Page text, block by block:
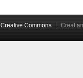
Creative Commons Creat